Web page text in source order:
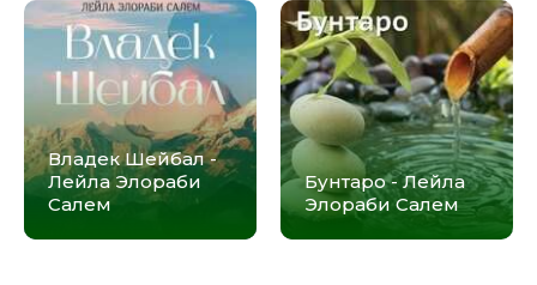
Владек Шейбал -
Лейла Элораби
Салем
Бунтаро - Лейла
Элораби Салем